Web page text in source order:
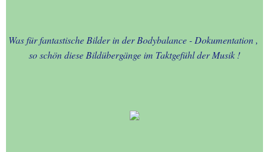
24.-LM - B.BALANCE-
TRAINER-2
Was für fantastische Bilder in der Bodybalance - Dokumentation ,
so schön diese Bildübergänge im Taktgefühl der Musik !